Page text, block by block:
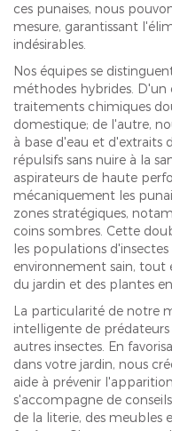
ces punaises, nous
mesure, garantissant
indésirables.
Nos équipes se
méthodes hybrides. D'un
traitements chimiques
domestique; de l'autre,
à base d'eau et d'extraits
répulsifs sans nuire à la
aspirateurs de haute
mécaniquement les
zones stratégiques,
coins sombres. Cette
les populations
environnement sain, tout
du jardin et des plantes
La particularité de notre
intelligente de
autres insectes. En
dans votre jardin, nous
aide à prévenir
s'accompagne de
de la literie, des meubles